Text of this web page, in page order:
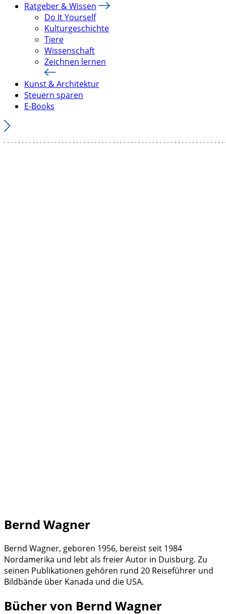
Ratgeber & Wissen
Do It Yourself
Kulturgeschichte
Tiere
Wissenschaft
Zeichnen lernen
Kunst & Architektur
Steuern sparen
E-Books
Bernd Wagner
Bernd Wagner, geboren 1956, bereist seit 1984
Nordamerika und lebt als freier Autor in Duisburg. Zu
seinen Publikationen gehören rund 20 Reiseführer und
Bildbände über Kanada und die USA.
Bücher von Bernd Wagner